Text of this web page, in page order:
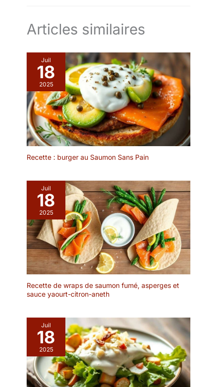
Articles similaires
Juil
18
2025
Recette : burger au Saumon Sans Pain
Juil
18
2025
Recette de wraps de saumon fumé, asperges et
sauce yaourt-citron-aneth
Juil
18
2025